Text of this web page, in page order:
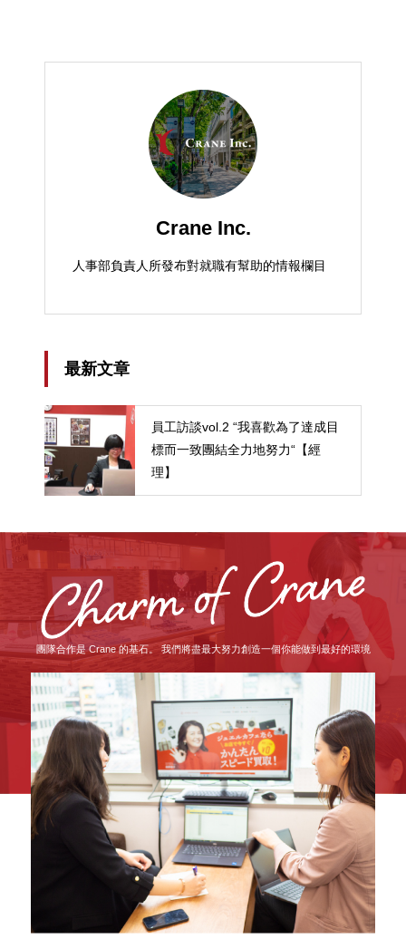
Crane Inc.
人事部負責人所發布對就職有幫助的情報欄目
最新文章
員工訪談vol.2 “我喜歡為了達成目
標而一致團結全力地努力“【經
理】
團隊合作是 Crane 的基石。 我們將盡最大努力創造一個你能做到最好的環境